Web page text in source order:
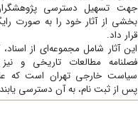
جهت تسهیل دسترسی پژوهشگران
بخشی از آثار خود را به صورت
قرار داد.
این آثار شامل مجموعه‌ای از
فصلنامه‌ مطالعات تاریخی و
سیاست خارجی تهران است که
پس از ثبت نام، به آن دسترسی